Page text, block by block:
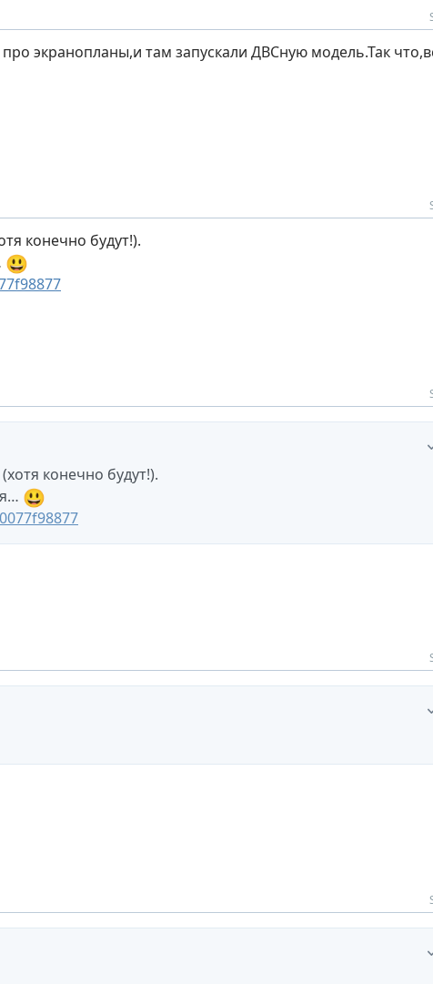
экранопланы,и там запускали ДВСную модель.Так
конечно будут!).
😃
конечно будут!).
😃